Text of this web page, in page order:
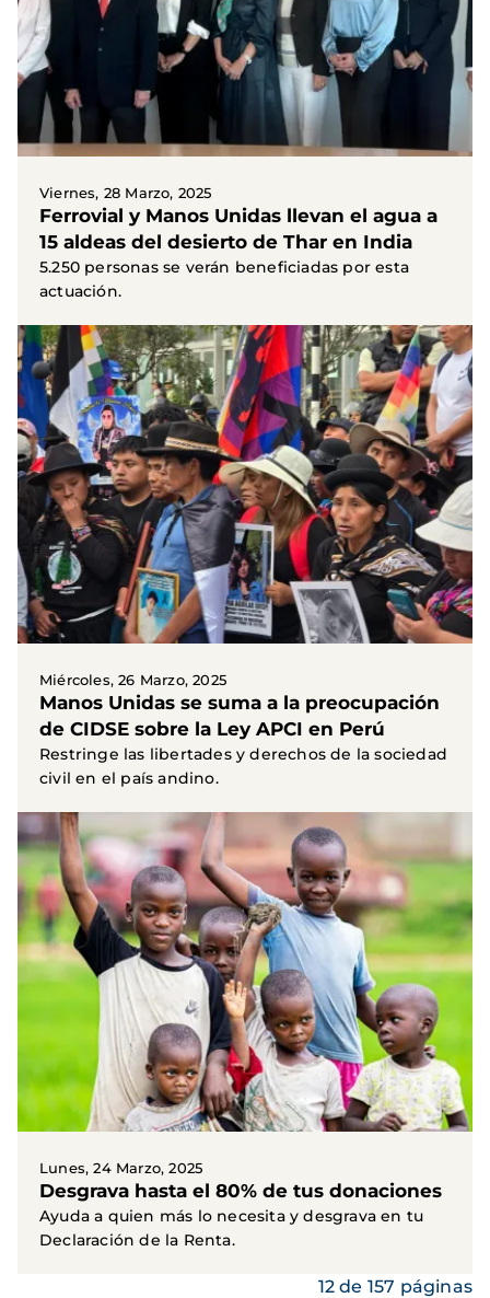
Viernes, 28 Marzo, 2025
Ferrovial y Manos Unidas llevan el agua a
15 aldeas del desierto de Thar en India
5.250 personas se verán beneficiadas por esta
actuación.
Miércoles, 26 Marzo, 2025
Manos Unidas se suma a la preocupación
de CIDSE sobre la Ley APCI en Perú
Restringe las libertades y derechos de la sociedad
civil en el país andino.
Lunes, 24 Marzo, 2025
Desgrava hasta el 80% de tus donaciones
Ayuda a quien más lo necesita y desgrava en tu
Declaración de la Renta.
12 de 157 páginas